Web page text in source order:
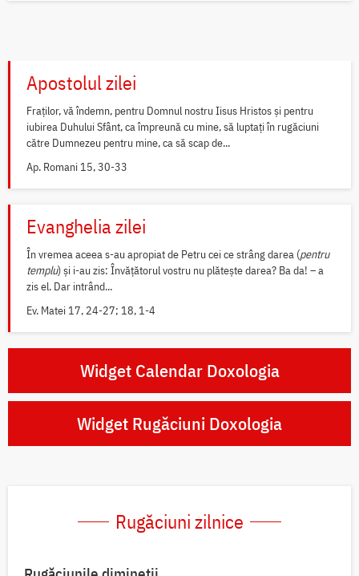
Apostolul zilei
Fraților, vă îndemn, pentru Domnul nostru Iisus Hristos și pentru
iubirea Duhului Sfânt, ca împreună cu mine, să luptați în rugăciuni
către Dumnezeu pentru mine, ca să scap de...
Ap. Romani 15, 30-33
Evanghelia zilei
În vremea aceea s-au apropiat de Petru cei ce strâng darea (pentru
templu) și i-au zis: Învățătorul vostru nu plătește darea? Ba da! – a
zis el. Dar intrând...
Ev. Matei 17, 24-27; 18, 1-4
Widget Calendar Doxologia
Widget Rugăciuni Doxologia
Rugăciuni zilnice